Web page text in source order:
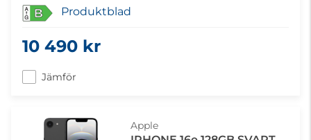
B Produktblad
10 490 kr
Jämför
Apple